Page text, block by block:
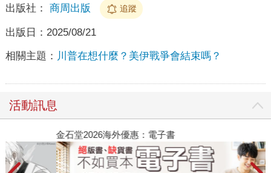
出版社： 商周出版 追蹤
出版日： 2025/08/21
相關主題： 川普在想什麼？美伊戰爭會結束嗎？
活動訊息
金石堂2026海外優惠：電子書